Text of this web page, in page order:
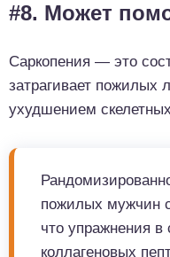
#8. Может
Саркопения — это
затрагивает пожилых
ухудшением
пожилых мужчин
что упражнения
коллагеновых